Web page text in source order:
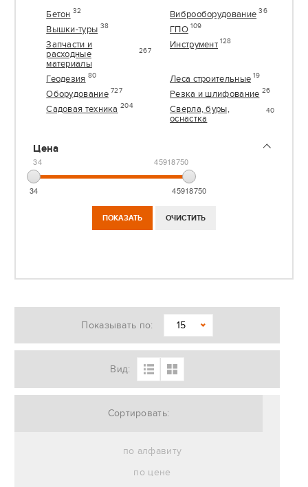
Бетон 32 Виброоборудование 36
Вышки-туры 38 ГПО 109
Запчасти и
расходные
материалы
267
Инструмент 128
Геодезия 80 Леса строительные 19
Оборудование 727 Резка и шлифование 26
Садовая техника 204
Сверла, буры,
оснастка
40
Цена
34 45918750
34 45918750
Показывать по: 15
Вид:
Сортировать:
по алфавиту
по цене
Сверла, буры, оснастка